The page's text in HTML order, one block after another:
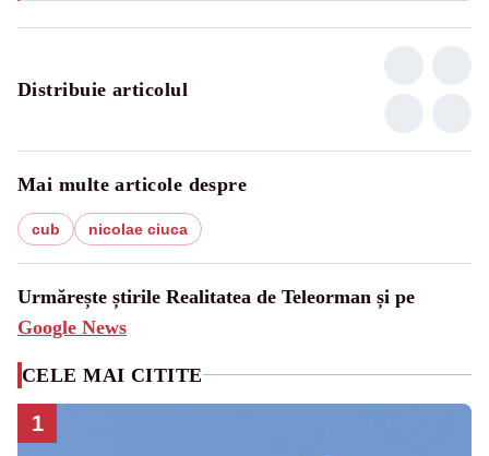
Distribuie articolul
Mai multe articole despre
cub nicolae ciuca
Urmărește știrile Realitatea de Teleorman și pe
Google News
CELE MAI CITITE
1